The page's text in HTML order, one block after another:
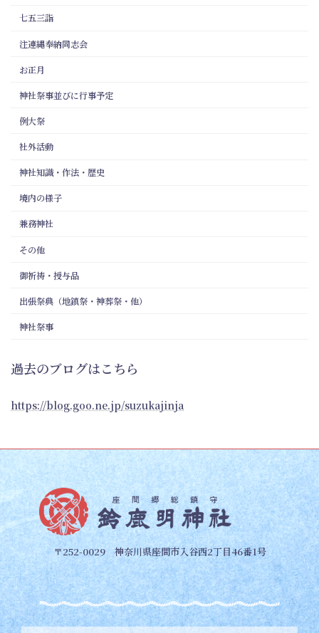
七五三詣
注連縄奉納同志会
お正月
神社祭事並びに行事予定
例大祭
社外活動
神社知識・作法・歴史
境内の様子
兼務神社
その他
御祈祷・授与品
出張祭典（地鎮祭・神葬祭・他）
神社祭事
過去のブログはこちら
https://blog.goo.ne.jp/suzukajinja
〒252-0029 神奈川県座間市入谷西2丁目46番1号